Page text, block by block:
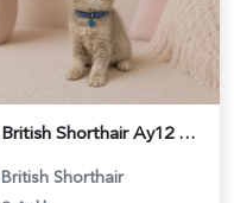
British Shorthair Ay12 Erkek Oyuncu Yavrumuz - 4895
British Shorthair